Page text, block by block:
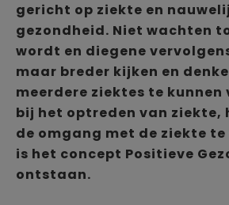
gericht op ziekte en
gezondheid. Niet wachten
wordt en diegene
maar breder kijken en
meerdere ziektes te kunnen
bij het optreden van ziekte,
de omgang met de ziekte te
is het concept Positieve
ontstaan.